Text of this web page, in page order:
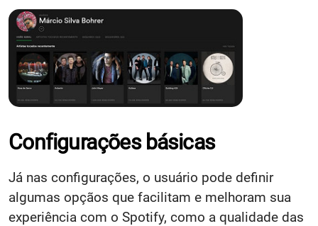
Configurações básicas
Já nas configurações, o usuário pode definir
algumas opçãos que facilitam e melhoram sua
experiência com o Spotify, como a qualidade das